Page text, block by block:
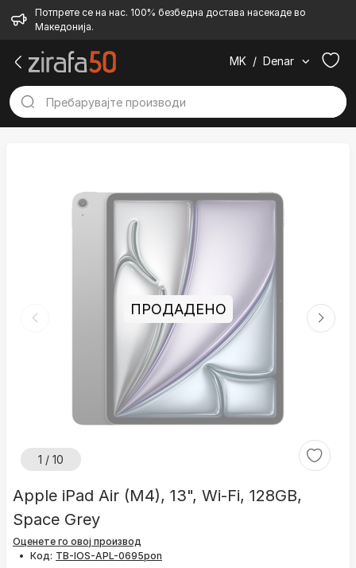
Потпрете се на нас. 100% безбедна достава насекаде во
Македонија.
MK / Denar
1 / 10
ПРОДАДЕНО
Apple iPad Air (M4), 13", Wi-Fi, 128GB,
Space Grey
Оценете го овој производ
• Код: